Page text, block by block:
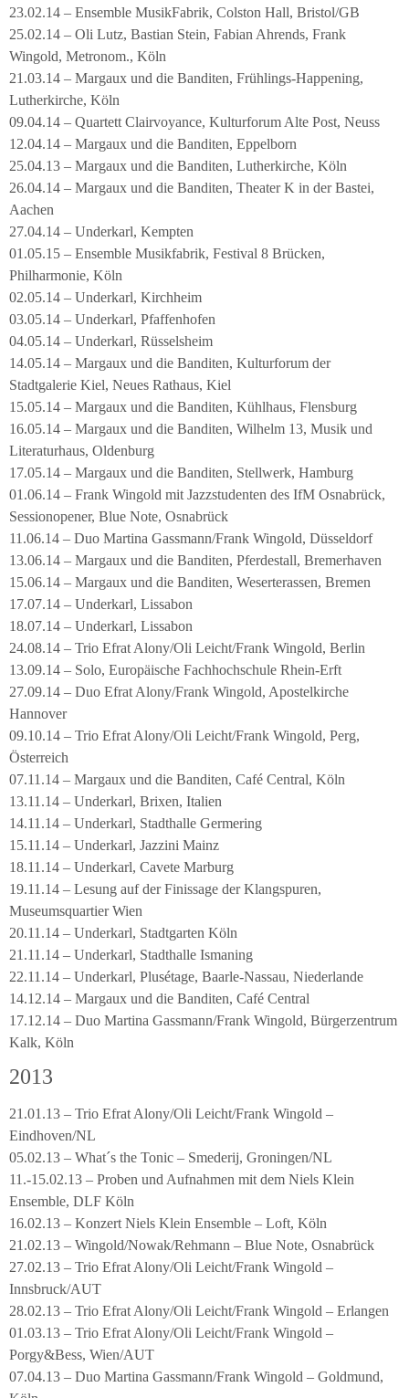
23.02.14 – Ensemble MusikFabrik, Colston Hall, Bristol/GB
25.02.14 – Oli Lutz, Bastian Stein, Fabian Ahrends, Frank
Wingold, Metronom., Köln
21.03.14 – Margaux und die Banditen, Frühlings-Happening,
Lutherkirche, Köln
09.04.14 – Quartett Clairvoyance, Kulturforum Alte Post, Neuss
12.04.14 – Margaux und die Banditen, Eppelborn
25.04.13 – Margaux und die Banditen, Lutherkirche, Köln
26.04.14 – Margaux und die Banditen, Theater K in der Bastei,
Aachen
27.04.14 – Underkarl, Kempten
01.05.15 – Ensemble Musikfabrik, Festival 8 Brücken,
Philharmonie, Köln
02.05.14 – Underkarl, Kirchheim
03.05.14 – Underkarl, Pfaffenhofen
04.05.14 – Underkarl, Rüsselsheim
14.05.14 – Margaux und die Banditen, Kulturforum der
Stadtgalerie Kiel, Neues Rathaus, Kiel
15.05.14 – Margaux und die Banditen, Kühlhaus, Flensburg
16.05.14 – Margaux und die Banditen, Wilhelm 13, Musik und
Literaturhaus, Oldenburg
17.05.14 – Margaux und die Banditen, Stellwerk, Hamburg
01.06.14 – Frank Wingold mit Jazzstudenten des IfM Osnabrück,
Sessionopener, Blue Note, Osnabrück
11.06.14 – Duo Martina Gassmann/Frank Wingold, Düsseldorf
13.06.14 – Margaux und die Banditen, Pferdestall, Bremerhaven
15.06.14 – Margaux und die Banditen, Weserterassen, Bremen
17.07.14 – Underkarl, Lissabon
18.07.14 – Underkarl, Lissabon
24.08.14 – Trio Efrat Alony/Oli Leicht/Frank Wingold, Berlin
13.09.14 – Solo, Europäische Fachhochschule Rhein-Erft
27.09.14 – Duo Efrat Alony/Frank Wingold, Apostelkirche
Hannover
09.10.14 – Trio Efrat Alony/Oli Leicht/Frank Wingold, Perg,
Österreich
07.11.14 – Margaux und die Banditen, Café Central, Köln
13.11.14 – Underkarl, Brixen, Italien
14.11.14 – Underkarl, Stadthalle Germering
15.11.14 – Underkarl, Jazzini Mainz
18.11.14 – Underkarl, Cavete Marburg
19.11.14 – Lesung auf der Finissage der Klangspuren,
Museumsquartier Wien
20.11.14 – Underkarl, Stadtgarten Köln
21.11.14 – Underkarl, Stadthalle Ismaning
22.11.14 – Underkarl, Plusétage, Baarle-Nassau, Niederlande
14.12.14 – Margaux und die Banditen, Café Central
17.12.14 – Duo Martina Gassmann/Frank Wingold, Bürgerzentrum
Kalk, Köln
2013
21.01.13 – Trio Efrat Alony/Oli Leicht/Frank Wingold –
Eindhoven/NL
05.02.13 – What´s the Tonic – Smederij, Groningen/NL
11.-15.02.13 – Proben und Aufnahmen mit dem Niels Klein
Ensemble, DLF Köln
16.02.13 – Konzert Niels Klein Ensemble – Loft, Köln
21.02.13 – Wingold/Nowak/Rehmann – Blue Note, Osnabrück
27.02.13 – Trio Efrat Alony/Oli Leicht/Frank Wingold –
Innsbruck/AUT
28.02.13 – Trio Efrat Alony/Oli Leicht/Frank Wingold – Erlangen
01.03.13 – Trio Efrat Alony/Oli Leicht/Frank Wingold –
Porgy&Bess, Wien/AUT
07.04.13 – Duo Martina Gassmann/Frank Wingold – Goldmund,